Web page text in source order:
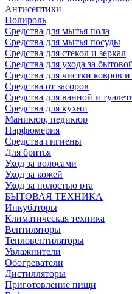
Антисептики
Полироль
Средства для мытья пола
Средства для мытья посуды
Средства для стекол и зеркал
Средства для ухода за
Средства для чистки ковров
Средства от засоров
Средства для ванной и
Средства для кухни
Маникюр, педикюр
Парфюмерия
Средства гигиены
Для бритья
Уход за волосами
Уход за кожей
Уход за полостью рта
БЫТОВАЯ ТЕХНИКА
Инкубаторы
Климатическая техника
Вентиляторы
Тепловентиляторы
Увлажнители
Обогреватели
Дистилляторы
Приготовление пищи